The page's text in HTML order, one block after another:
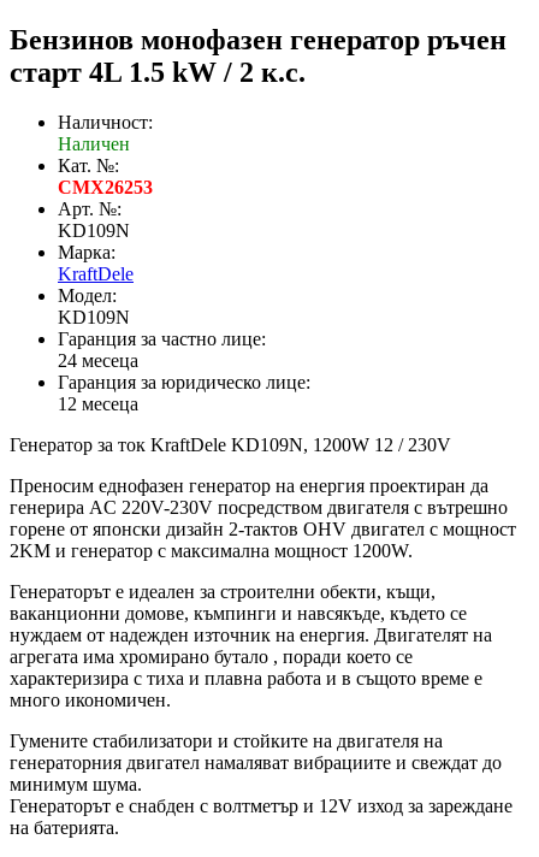
Бензинов монофазен генератор ръчен
старт 4L 1.5 kW / 2 к.с.
Наличност:
Наличен
Кат. №:
CMX26253
Арт. №:
KD109N
Марка:
KraftDele
Модел:
KD109N
Гаранция за частно лице:
24 месеца
Гаранция за юридическо лице:
12 месеца
Генератор за ток KraftDele KD109N, 1200W 12 / 230V
Преносим еднофазен генератор на енергия проектиран да
генерира AC 220V-230V посредством двигателя с вътрешно
горене от японски дизайн 2-тактов OHV двигател с мощност
2KM и генератор с максимална мощност 1200W.
Генераторът е идеален за строителни обекти, къщи,
ваканционни домове, къмпинги и навсякъде, където се
нуждаем от надежден източник на енергия. Двигателят на
агрегата има хромирано бутало , поради което се
характеризира с тиха и плавна работа и в същото време е
много икономичен.
Гумените стабилизатори и стойките на двигателя на
генераторния двигател намаляват вибрациите и свеждат до
минимум шума.
Генераторът е снабден с волтметър и 12V изход за зареждане
на батерията.